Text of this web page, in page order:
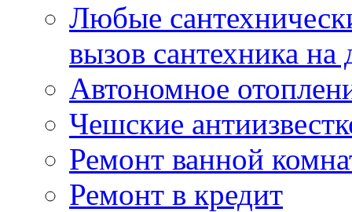
Любые
вызов сантехника на
Автономное
Чешские
Ремонт ванной
Ремонт в кредит